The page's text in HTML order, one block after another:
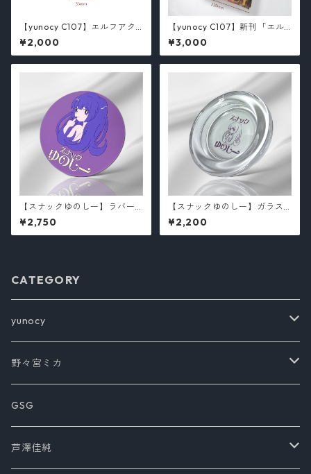
【yunocy C107】エルフアク
スタ
¥2,000
【yunocy C107】新刊「エル
フの酒場」
¥3,000
【スナックゆのしー】ラバー
コースター/yunocy
¥2,750
【スナックゆのしー】ガラス
灰皿 /yunocy
¥2,200
CATEGORY
yunocy
Tシャツ
アウター
その他
野々宮ミカ
書籍
GSG
芦澤佳純